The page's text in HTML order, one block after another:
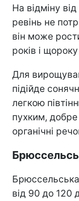
На відміну
ревінь не
він може
років і
Для
підійде
легкою
пухким,
органічні
Брюссельська
від 90 до 120